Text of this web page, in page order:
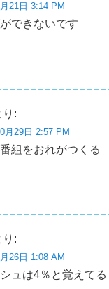
21日 3:14 PM
できないです
り:
月29日 2:57 PM
組をおれがつくる
り:
26日 1:08 AM
ュは4％と覚えてる